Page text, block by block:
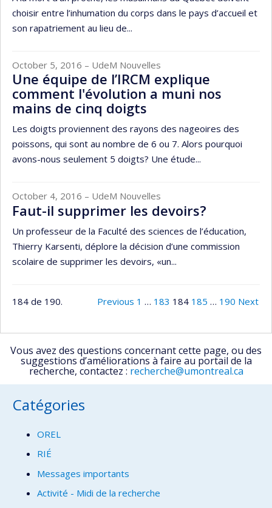
choisir entre l’inhumation du corps dans le pays d’accueil et
son rapatriement au lieu de...
October 5, 2016 – UdeM Nouvelles
Une équipe de l’IRCM explique
comment l'évolution a muni nos
mains de cinq doigts
Les doigts proviennent des rayons des nageoires des
poissons, qui sont au nombre de 6 ou 7. Alors pourquoi
avons-nous seulement 5 doigts? Une étude...
October 4, 2016 – UdeM Nouvelles
Faut-il supprimer les devoirs?
Un professeur de la Faculté des sciences de l’éducation,
Thierry Karsenti, déplore la décision d’une commission
scolaire de supprimer les devoirs, «un...
184 de 190. Previous 1 … 183 184 185 … 190 Next
Vous avez des questions concernant cette page, ou des
suggestions d’améliorations à faire au portail de la
recherche, contactez : recherche@umontreal.ca
Catégories
OREL
RIÉ
Messages importants
Activité - Midi de la recherche